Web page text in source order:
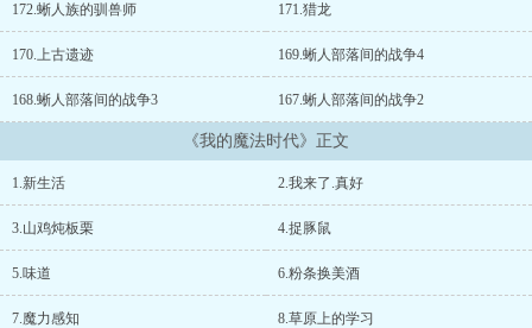
172.蜥人族的驯兽师 171.猎龙
170.上古遗迹 169.蜥人部落间的战争4
168.蜥人部落间的战争3 167.蜥人部落间的战争2
《我的魔法时代》正文
1.新生活 2.我来了.真好
3.山鸡炖板栗 4.捉豚鼠
5.味道 6.粉条换美酒
7.魔力感知 8.草原上的学习